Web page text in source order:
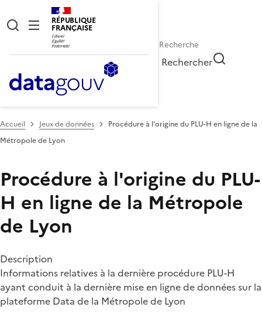
RÉPUBLIQUE
FRANÇAISE
Rechercher
Accueil Jeux de données
Procédure à l'origine du PLU-H en ligne de la
Métropole de Lyon
Procédure à l'origine du PLU-
H en ligne de la Métropole
de Lyon
Description
Informations relatives à la dernière procédure PLU-H
ayant conduit à la dernière mise en ligne de données sur la
plateforme Data de la Métropole de Lyon